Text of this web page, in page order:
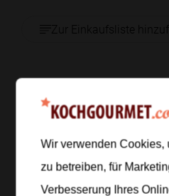
Zur Einkaufsliste
Zubereitung
Schritt 1/8
Hähnchenbrust in Streifen
Wir verwenden Cookies,
zu betreiben, für
Verbesserung Ihres